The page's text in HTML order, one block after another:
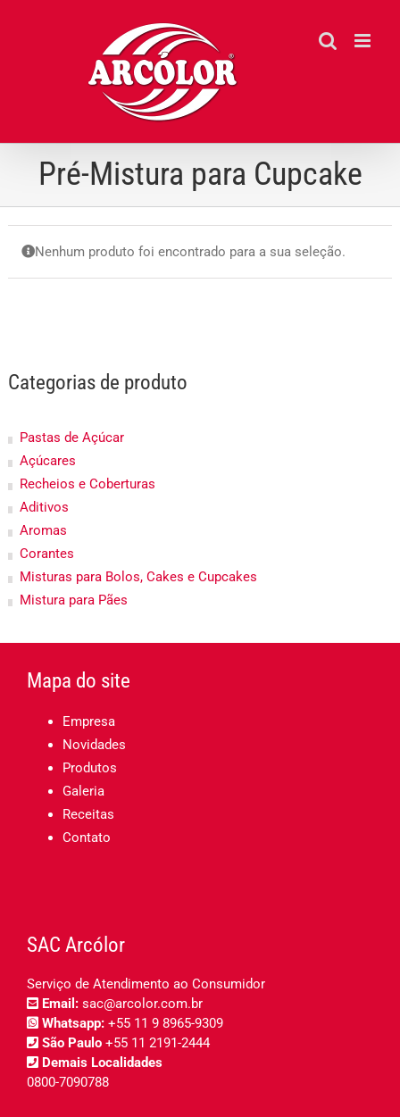
Pré-Mistura para Cupcake
Nenhum produto foi encontrado para a sua seleção.
Categorias de produto
Pastas de Açúcar
Açúcares
Recheios e Coberturas
Aditivos
Aromas
Corantes
Misturas para Bolos, Cakes e Cupcakes
Mistura para Pães
Mapa do site
Empresa
Novidades
Produtos
Galeria
Receitas
Contato
SAC Arcólor
Serviço de Atendimento ao Consumidor
Email: sac@arcolor.com.br
Whatsapp: +55 11 9 8965-9309
São Paulo +55 11 2191-2444
Demais Localidades
0800-7090788